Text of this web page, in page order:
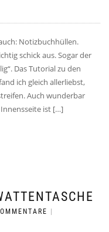
Notizbuchhüllen.
schick aus. Sogar der
Das Tutorial zu den
ich gleich allerliebst,
Auch wunderbar
ist […]